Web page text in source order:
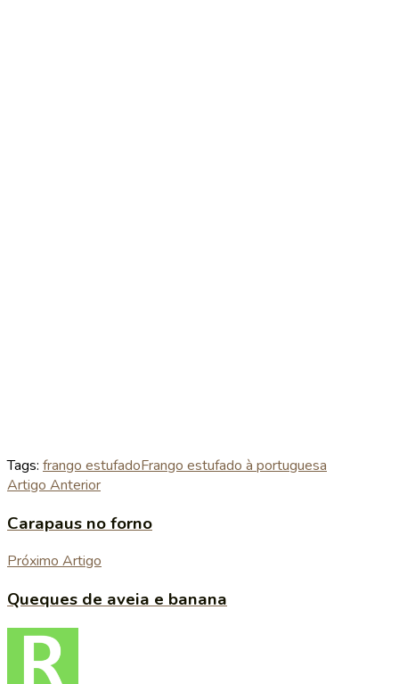
Tags: frango estufadoFrango estufado à portuguesa
Artigo Anterior
Carapaus no forno
Próximo Artigo
Queques de aveia e banana